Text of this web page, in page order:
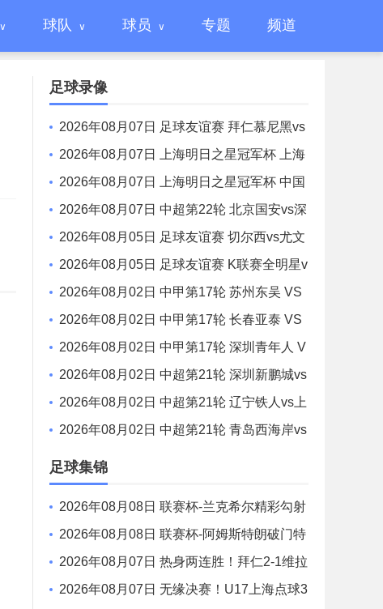
球队 球员 专题 频道
足球录像
2026年08月07日 足球友谊赛 拜仁慕尼黑vs
阿斯顿维拉 全场录像
2026年08月07日 上海明日之星冠军杯 上海
U17 VS 阿森纳U17 全场录像
2026年08月07日 上海明日之星冠军杯 中国
男足U17 VS 河床U17 全场录像
2026年08月07日 中超第22轮 北京国安vs深
圳新鹏城 全场录像
2026年08月05日 足球友谊赛 切尔西vs尤文
图斯 全场录像
2026年08月05日 足球友谊赛 K联赛全明星v
s曼城 全场录像
2026年08月02日 中甲第17轮 苏州东吴 VS
梅州客家 全场录像
2026年08月02日 中甲第17轮 长春亚泰 VS
石家庄功夫 全场录像
2026年08月02日 中甲第17轮 深圳青年人 V
S 无锡吴钩 全场录像
2026年08月02日 中超第21轮 深圳新鹏城vs
重庆铜梁龙 全场录像
2026年08月02日 中超第21轮 辽宁铁人vs上
海申花 全场录像
2026年08月02日 中超第21轮 青岛西海岸vs
青岛海牛 全场录像
足球集锦
2026年08月08日 联赛杯-兰克希尔精彩勾射
破门 米德尔斯堡1-0雷克瑟姆
2026年08月08日 联赛杯-阿姆斯特朗破门特
林达德建功 狼队3-0维尔港
2026年08月07日 热身两连胜！拜仁2-1维拉
金玟哉戈麦斯破门迪亚斯替补建功
2026年08月07日 无缘决赛！U17上海点球3